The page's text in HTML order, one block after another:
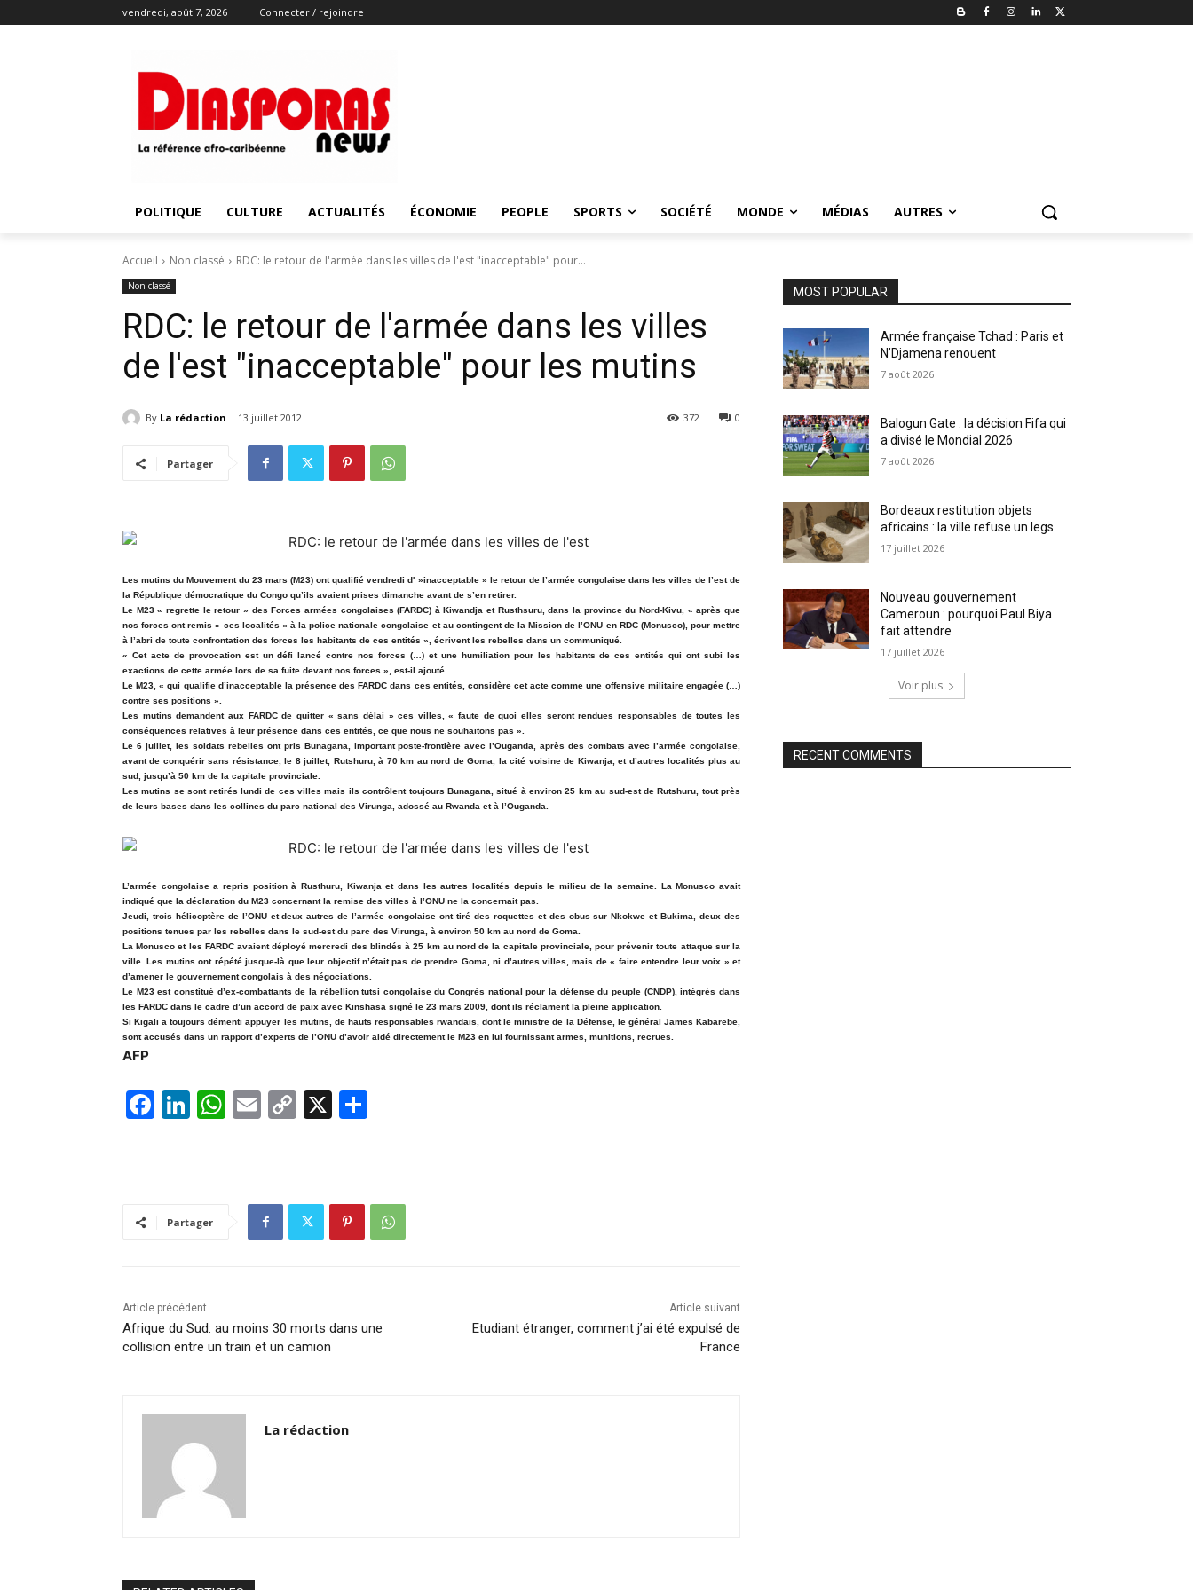
vendredi, août 7, 2026 Connecter / rejoindre
POLITIQUE CULTURE ACTUALITÉS ÉCONOMIE PEOPLE SPORTS SOCIÉTÉ MONDE MÉDIAS AUTRES
Accueil Non classé RDC: le retour de l'armée dans les villes de l'est "inacceptable" pour...
Non classé
RDC: le retour de l'armée dans les villes
de l'est "inacceptable" pour les mutins
By La rédaction 13 juillet 2012 0
372
Partager
Les mutins du Mouvement du 23 mars (M23) ont qualifié vendredi d' »inacceptable » le retour de l’armée congolaise dans les villes de l’est de
la République démocratique du Congo qu’ils avaient prises dimanche avant de s’en retirer.
Le M23 « regrette le retour » des Forces armées congolaises (FARDC) à Kiwandja et Rusthsuru, dans la province du Nord-Kivu, « après que
nos forces ont remis » ces localités « à la police nationale congolaise et au contingent de la Mission de l’ONU en RDC (Monusco), pour mettre
à l’abri de toute confrontation des forces les habitants de ces entités », écrivent les rebelles dans un communiqué.
« Cet acte de provocation est un défi lancé contre nos forces (…) et une humiliation pour les habitants de ces entités qui ont subi les
exactions de cette armée lors de sa fuite devant nos forces », est-il ajouté.
Le M23, « qui qualifie d’inacceptable la présence des FARDC dans ces entités, considère cet acte comme une offensive militaire engagée (…)
contre ses positions ».
Les mutins demandent aux FARDC de quitter « sans délai » ces villes, « faute de quoi elles seront rendues responsables de toutes les
conséquences relatives à leur présence dans ces entités, ce que nous ne souhaitons pas ».
Le 6 juillet, les soldats rebelles ont pris Bunagana, important poste-frontière avec l’Ouganda, après des combats avec l’armée congolaise,
avant de conquérir sans résistance, le 8 juillet, Rutshuru, à 70 km au nord de Goma, la cité voisine de Kiwanja, et d’autres localités plus au
sud, jusqu’à 50 km de la capitale provinciale.
Les mutins se sont retirés lundi de ces villes mais ils contrôlent toujours Bunagana, situé à environ 25 km au sud-est de Rutshuru, tout près
de leurs bases dans les collines du parc national des Virunga, adossé au Rwanda et à l’Ouganda.
L’armée congolaise a repris position à Rusthuru, Kiwanja et dans les autres localités depuis le milieu de la semaine. La Monusco avait
indiqué que la déclaration du M23 concernant la remise des villes à l’ONU ne la concernait pas.
Jeudi, trois hélicoptère de l’ONU et deux autres de l’armée congolaise ont tiré des roquettes et des obus sur Nkokwe et Bukima, deux des
positions tenues par les rebelles dans le sud-est du parc des Virunga, à environ 50 km au nord de Goma.
La Monusco et les FARDC avaient déployé mercredi des blindés à 25 km au nord de la capitale provinciale, pour prévenir toute attaque sur la
ville. Les mutins ont répété jusque-là que leur objectif n’était pas de prendre Goma, ni d’autres villes, mais de « faire entendre leur voix » et
d’amener le gouvernement congolais à des négociations.
Le M23 est constitué d’ex-combattants de la rébellion tutsi congolaise du Congrès national pour la défense du peuple (CNDP), intégrés dans
les FARDC dans le cadre d’un accord de paix avec Kinshasa signé le 23 mars 2009, dont ils réclament la pleine application.
Si Kigali a toujours démenti appuyer les mutins, de hauts responsables rwandais, dont le ministre de la Défense, le général James Kabarebe,
sont accusés dans un rapport d’experts de l’ONU d’avoir aidé directement le M23 en lui fournissant armes, munitions, recrues.
AFP
F
b
k
Li
dI
W E
C
Li
n
X
er
Partager
Article précédent
Afrique du Sud: au moins 30 morts dans une
collision entre un train et un camion
Article suivant
Etudiant étranger, comment j’ai été expulsé de
France
La rédaction
MOST POPULAR
Armée française Tchad : Paris et
N’Djamena renouent
7 août 2026
Balogun Gate : la décision Fifa qui
a divisé le Mondial 2026
7 août 2026
Bordeaux restitution objets
africains : la ville refuse un legs
17 juillet 2026
Nouveau gouvernement
Cameroun : pourquoi Paul Biya
fait attendre
17 juillet 2026
Voir plus
RECENT COMMENTS